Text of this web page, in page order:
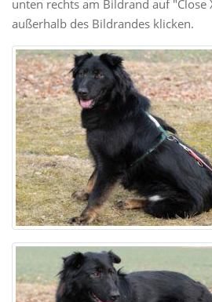
unten rechts am Bildrand auf "Close
außerhalb des Bildrandes klicken.